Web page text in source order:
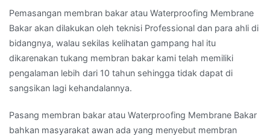
Pemasangan membran bakar atau Waterproofing Membrane
Bakar akan dilakukan oleh teknisi Professional dan para ahli di
bidangnya, walau sekilas kelihatan gampang hal itu
dikarenakan tukang membran bakar kami telah memiliki
pengalaman lebih dari 10 tahun sehingga tidak dapat di
sangsikan lagi kehandalannya.
Pasang membran bakar atau Waterproofing Membrane Bakar
bahkan masyarakat awan ada yang menyebut membran